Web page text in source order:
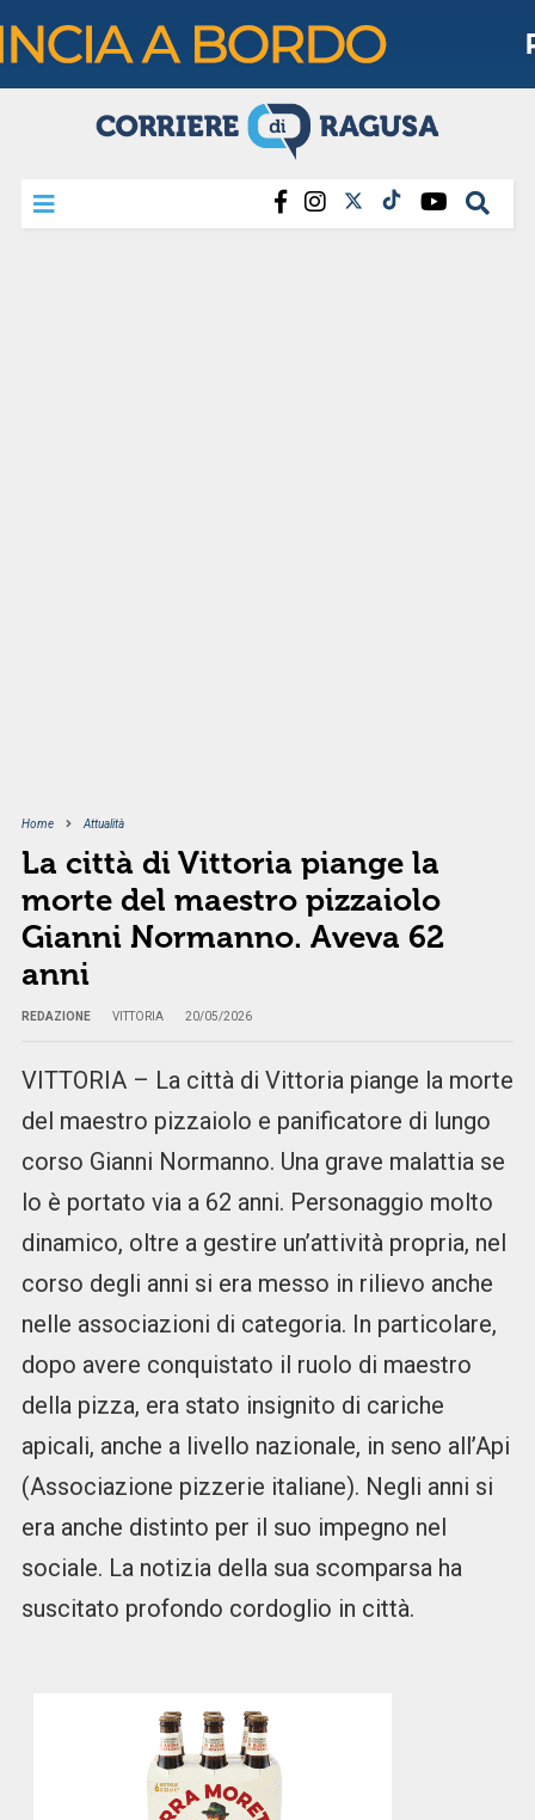
Home Attualità
La città di Vittoria piange la
morte del maestro pizzaiolo
Gianni Normanno. Aveva 62
anni
REDAZIONE VITTORIA 20/05/2026
VITTORIA – La città di Vittoria piange la morte
del maestro pizzaiolo e panificatore di lungo
corso Gianni Normanno. Una grave malattia se
lo è portato via a 62 anni. Personaggio molto
dinamico, oltre a gestire un’attività propria, nel
corso degli anni si era messo in rilievo anche
nelle associazioni di categoria. In particolare,
dopo avere conquistato il ruolo di maestro
della pizza, era stato insignito di cariche
apicali, anche a livello nazionale, in seno all’Api
(Associazione pizzerie italiane). Negli anni si
era anche distinto per il suo impegno nel
sociale. La notizia della sua scomparsa ha
suscitato profondo cordoglio in città.